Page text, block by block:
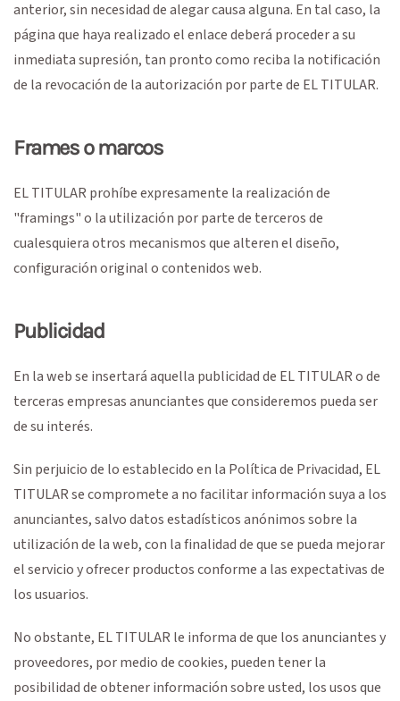
anterior, sin necesidad de alegar causa alguna. En tal caso, la
página que haya realizado el enlace deberá proceder a su
inmediata supresión, tan pronto como reciba la notificación
de la revocación de la autorización por parte de EL TITULAR.
Frames o marcos
EL TITULAR prohíbe expresamente la realización de
"framings" o la utilización por parte de terceros de
cualesquiera otros mecanismos que alteren el diseño,
configuración original o contenidos web.
Publicidad
En la web se insertará aquella publicidad de EL TITULAR o de
terceras empresas anunciantes que consideremos pueda ser
de su interés.
Sin perjuicio de lo establecido en la Política de Privacidad, EL
TITULAR se compromete a no facilitar información suya a los
anunciantes, salvo datos estadísticos anónimos sobre la
utilización de la web, con la finalidad de que se pueda mejorar
el servicio y ofrecer productos conforme a las expectativas de
los usuarios.
No obstante, EL TITULAR le informa de que los anunciantes y
proveedores, por medio de cookies, pueden tener la
posibilidad de obtener información sobre usted, los usos que